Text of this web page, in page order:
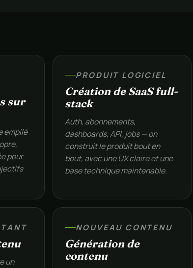
sur
empilé
pour
PRODUIT LOGICIEL
Création de SaaS full-
stack
Auth, abonnements,
dashboards, API, jobs — on
construit le produit bout en
bout, avec une UX claire et une
base technique maintenable.
un
NOUVEAU CONTENU
Génération de
contenu